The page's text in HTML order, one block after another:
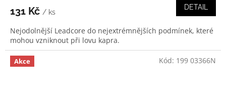
131 Kč / ks
DETAIL
Nejodolnější Leadcore do nejextrémnějších podmínek, které
mohou vzniknout při lovu kapra.
Akce Kód: 199 03366N